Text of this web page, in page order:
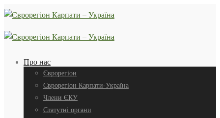
Про нас
Єврорегіон
Єврорегіон Карпати-Україна
Члени ЄКУ
Статутні органи